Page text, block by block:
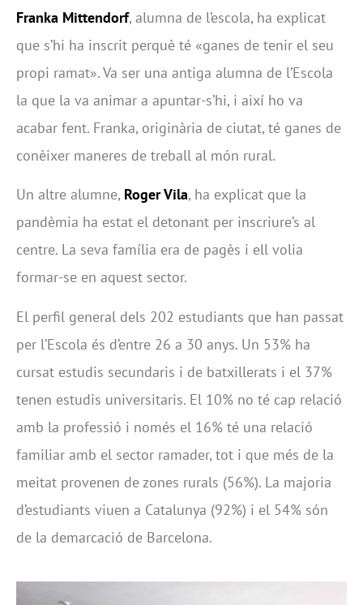
Franka Mittendorf, alumna de l’escola, ha explicat
que s’hi ha inscrit perquè té «ganes de tenir el seu
propi ramat». Va ser una antiga alumna de l’Escola
la que la va animar a apuntar-s’hi, i així ho va
acabar fent. Franka, originària de ciutat, té ganes de
conèixer maneres de treball al món rural.
Un altre alumne, Roger Vila, ha explicat que la
pandèmia ha estat el detonant per inscriure’s al
centre. La seva família era de pagès i ell volia
formar-se en aquest sector.
El perfil general dels 202 estudiants que han passat
per l’Escola és d’entre 26 a 30 anys. Un 53% ha
cursat estudis secundaris i de batxillerats i el 37%
tenen estudis universitaris. El 10% no té cap relació
amb la professió i només el 16% té una relació
familiar amb el sector ramader, tot i que més de la
meitat provenen de zones rurals (56%). La majoria
d’estudiants viuen a Catalunya (92%) i el 54% són
de la demarcació de Barcelona.